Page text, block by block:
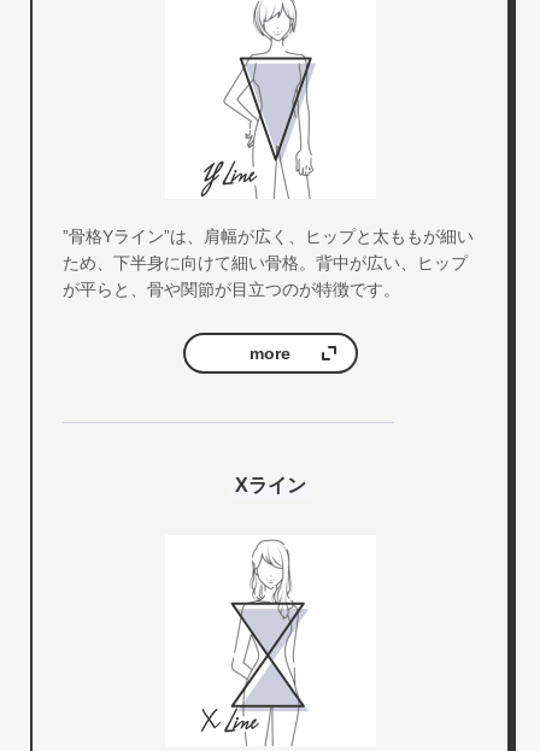
”骨格Yライン”は、肩幅が広く、ヒップと太ももが細い
ため、下半身に向けて細い骨格。背中が広い、ヒップ
が平らと、骨や関節が目立つのが特徴です。
more
Xライン